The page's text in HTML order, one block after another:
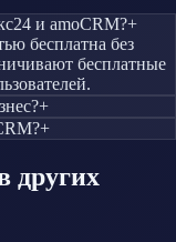
и amoCRM?+
бесплатна без
бесплатные
+
+
других